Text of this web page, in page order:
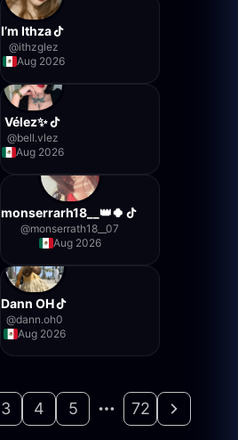
I’m Ithza
@ithzglez
Aug 2026
Vélez✨
@bell.vlez
Aug 2026
monserrarh18__👑🍀
@monserrath18__07
Aug 2026
Dann OH
@dann.oh0
Aug 2026
3 4 5 72